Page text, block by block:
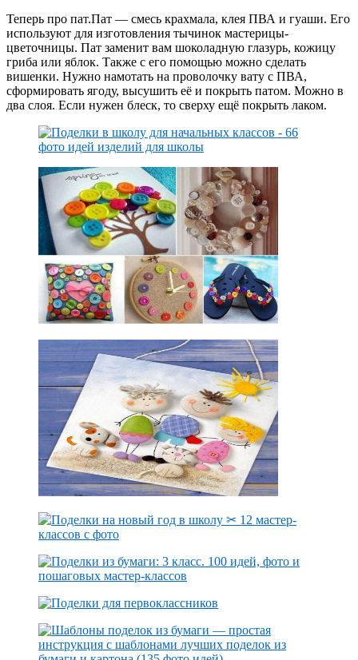
Теперь про пат.Пат — смесь крахмала, клея ПВА и гуаши. Его
используют для изготовления тычинок мастерицы-
цветочницы. Пат заменит вам шоколадную глазурь, кожицу
гриба или яблок. Также с его помощью можно сделать
вишенки. Нужно намотать на проволочку вату с ПВА,
сформировать ягоду, высушить её и покрыть патом. Можно в
два слоя. Если нужен блеск, то сверху ещё покрыть лаком.